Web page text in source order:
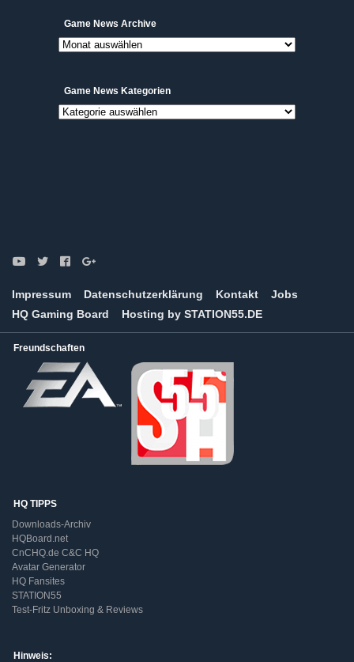
Game News ArchiveGame
News
Archive
Game News Kategorien
Game
Impressum Datenschutzerklärung Kontakt
Jobs
HQ Gaming Board
Hosting by STATION55.DE
Freundschaften
HQ TIPPS
Downloads-Archiv
HQBoard.net
CnCHQ.de C&C HQ
Avatar Generator
HQ Fansites
STATION55
Test-Fritz Unboxing & Reviews
Hinweis: